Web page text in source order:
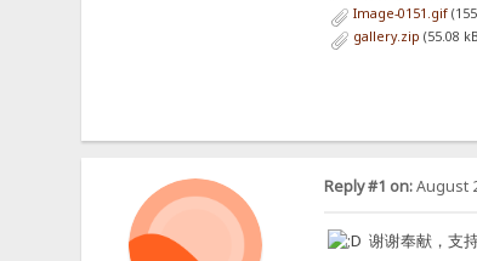
Image-0151.gif
gallery.zip (55.08
Reply #1 on:August
谢谢奉献，支持